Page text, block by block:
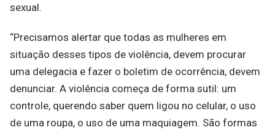
sexual.
“Precisamos alertar que todas as mulheres em
situação desses tipos de violência, devem procurar
uma delegacia e fazer o boletim de ocorrência, devem
denunciar. A violência começa de forma sutil: um
controle, querendo saber quem ligou no celular, o uso
de uma roupa, o uso de uma maquiagem. São formas